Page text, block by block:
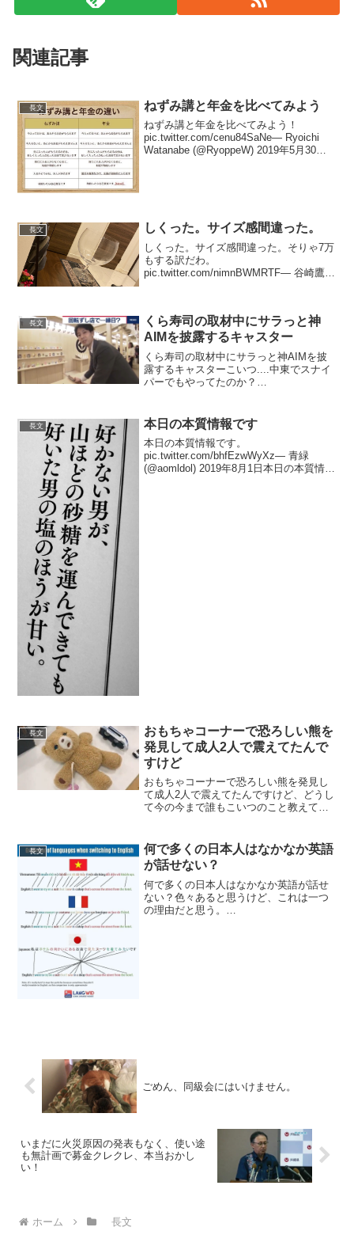
関連記事
長文 ねずみ講と年金を比べてみよう
ねずみ講と年金を比べてみよう！
pic.twitter.com/cenu84SaNe— Ryoichi
Watanabe (@RyoppeW) 2019年5月30日
長文 しくった。サイズ感間違った。
しくった。サイズ感間違った。そりゃ7万
もする訳だわ。
pic.twitter.com/nimnBWMRTF— 谷崎鷹人
長文
くら寿司の取材中にサラっと神
AIMを披露するキャスター
くら寿司の取材中にサラっと神AIMを披
露するキャスターこいつ....中東でスナイ
パーでもやってたのか？
射的やったこと...
長文 本日の本質情報です
本日の本質情報です。
pic.twitter.com/bhfEzwWyXz— 青緑
(@aomldol) 2019年8月1日本日の本質情報
長文
おもちゃコーナーで恐ろしい熊を
発見して成人2人で震えてたんで
すけど
おもちゃコーナーで恐ろしい熊を発見し
て成人2人で震えてたんですけど、どうし
て今の今まで誰もこいつのこと教えてく
(@bnkn_) 2020年5月20日多分これ...
長文
何で多くの日本人はなかなか英語
が話せない？
何で多くの日本人はなかなか英語が話せ
ない？色々あると思うけど、これは一つ
の理由だと思う。
ごめん、同級会にはいけません。
いまだに火災原因の発表もなく、使い途
も無計画で募金クレクレ、本当おかし
い！
ホーム 長文